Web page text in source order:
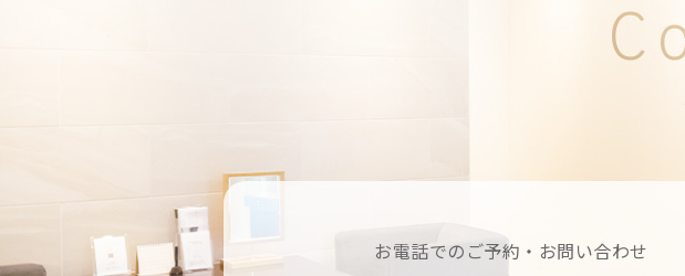
お電話でのご予約・お問い合わせ